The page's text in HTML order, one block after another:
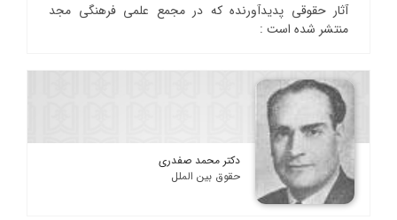
آثار حقوقی پدیدآورنده که در مجمع علمی فرهنگی مجد
منتشر شده است :
دکتر محمد صفدری
حقوق بین الملل